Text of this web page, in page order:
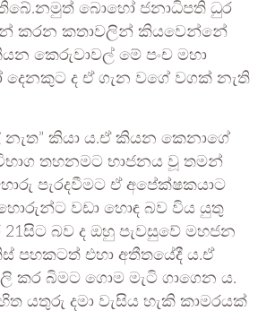
තිබේ.නමුත් බොහෝ ජනාධිපති ධුර
කරන කතාවලින් කියවෙන්නේ
කෙරුවාවල් මේ පංච මහා
ද ඒ ගැන වගේ වගක් නැති
කියා ය.ඒ කියන කෙනාගේ
තහනමට භාජනය වූ තමන්
පැරදවීමට ඒ අපේක්ෂකයාට
වඩා හොඳ බව විය යුතු
බව ද ඔහු පැවසුවේ මහජන
පහකටත් එහා අතීතයේදී ය.ඒ
කර බිමට ගොම මැටි ගාගෙන ය.
යතුරු දමා වැසිය හැකි කාමරයක්